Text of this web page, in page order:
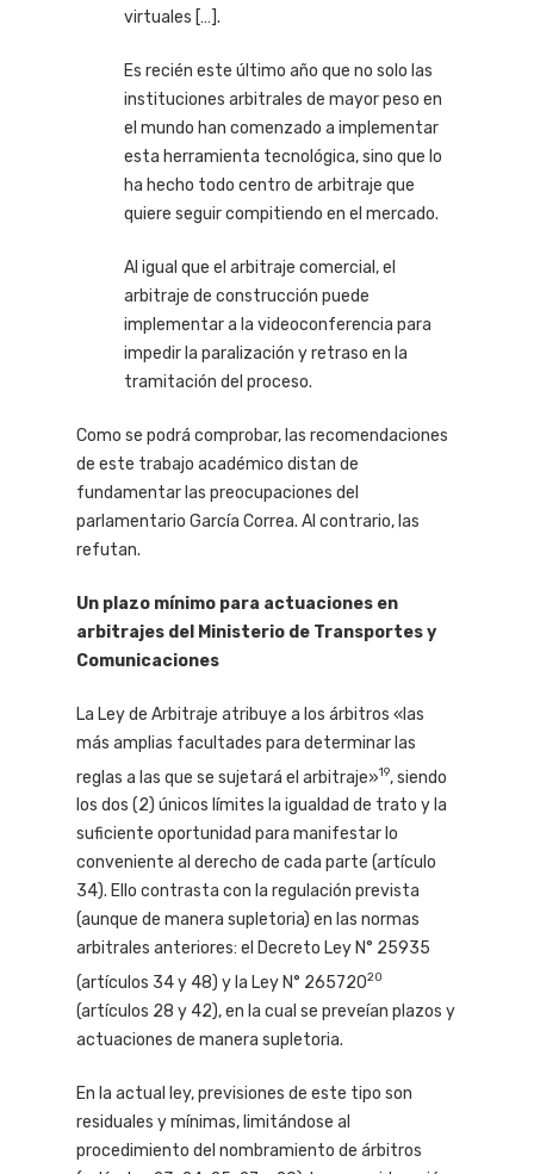
virtuales […].
Es recién este último año que no solo las
instituciones arbitrales de mayor peso en
el mundo han comenzado a implementar
esta herramienta tecnológica, sino que lo
ha hecho todo centro de arbitraje que
quiere seguir compitiendo en el mercado.
Al igual que el arbitraje comercial, el
arbitraje de construcción puede
implementar a la videoconferencia para
impedir la paralización y retraso en la
tramitación del proceso.
Como se podrá comprobar, las recomendaciones
de este trabajo académico distan de
fundamentar las preocupaciones del
parlamentario García Correa. Al contrario, las
refutan.
Un plazo mínimo para actuaciones en
arbitrajes del Ministerio de Transportes y
Comunicaciones
La Ley de Arbitraje atribuye a los árbitros «las
más amplias facultades para determinar las
reglas a las que se sujetará el arbitraje»19, siendo
los dos (2) únicos límites la igualdad de trato y la
suficiente oportunidad para manifestar lo
conveniente al derecho de cada parte (artículo
34). Ello contrasta con la regulación prevista
(aunque de manera supletoria) en las normas
arbitrales anteriores: el Decreto Ley N° 25935
(artículos 34 y 48) y la Ley N° 26572020
(artículos 28 y 42), en la cual se preveían plazos y
actuaciones de manera supletoria.
En la actual ley, previsiones de este tipo son
residuales y mínimas, limitándose al
procedimiento del nombramiento de árbitros